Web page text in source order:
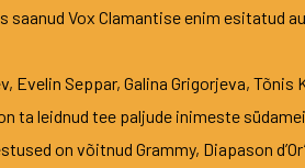
Vox Clamantise enim esitatud
Seppar, Galina Grigorjeva, Tõnis
ta leidnud tee paljude inimeste
on võitnud Grammy, Diapason